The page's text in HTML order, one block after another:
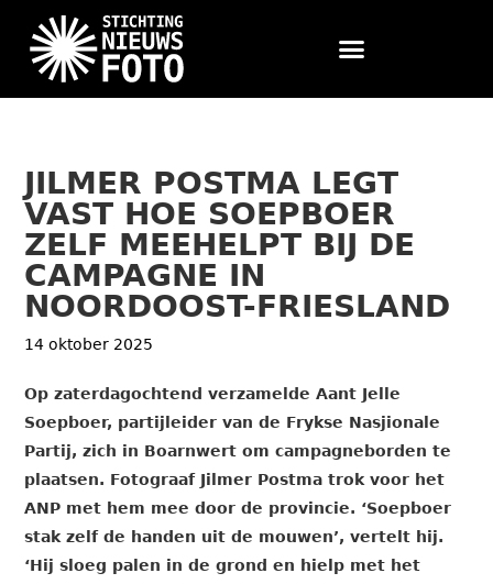
JILMER POSTMA LEGT
VAST HOE SOEPBOER
ZELF MEEHELPT BIJ DE
CAMPAGNE IN
NOORDOOST-FRIESLAND
14 oktober 2025
Op zaterdagochtend verzamelde Aant Jelle
Soepboer, partijleider van de Frykse Nasjionale
Partij, zich in Boarnwert om campagneborden te
plaatsen. Fotograaf Jilmer Postma trok voor het
ANP met hem mee door de provincie. ‘Soepboer
stak zelf de handen uit de mouwen’, vertelt hij.
‘Hij sloeg palen in de grond en hielp met het